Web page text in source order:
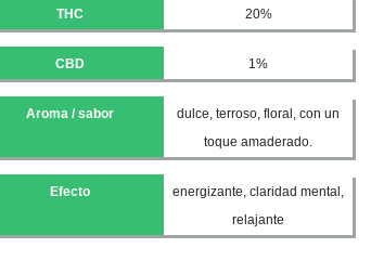
THC 20%
CBD 1%
Aroma / sabor
dulce, terroso, floral, con un
toque amaderado.
Efecto
energizante, claridad mental,
relajante